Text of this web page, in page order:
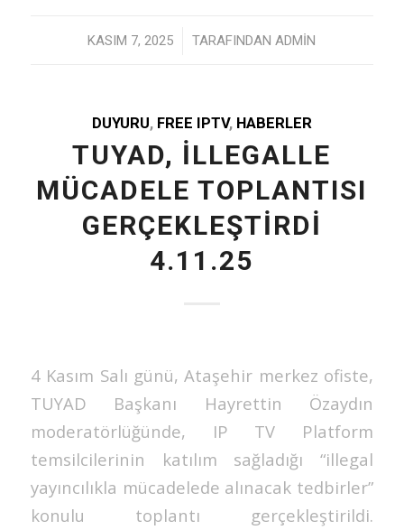
KASIM 7, 2025
/ TARAFINDANADMIN
DUYURU, FREE IPTV, HABERLER
TUYAD, İLLEGALLE
MÜCADELE TOPLANTISI
GERÇEKLEŞTİRDİ
4.11.25
4 Kasım Salı günü, Ataşehir merkez ofiste,
TUYAD Başkanı Hayrettin Özaydın
moderatörlüğünde, IP TV Platform
temsilcilerinin katılım sağladığı “illegal
yayıncılıkla mücadelede alınacak tedbirler”
konulu toplantı gerçekleştirildi.